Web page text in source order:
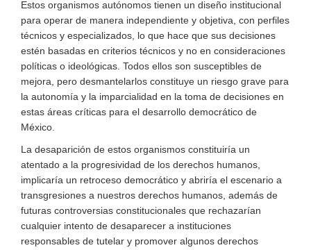
Estos organismos autónomos tienen un diseño institucional
para operar de manera independiente y objetiva, con perfiles
técnicos y especializados, lo que hace que sus decisiones
estén basadas en criterios técnicos y no en consideraciones
políticas o ideológicas. Todos ellos son susceptibles de
mejora, pero desmantelarlos constituye un riesgo grave para
la autonomía y la imparcialidad en la toma de decisiones en
estas áreas críticas para el desarrollo democrático de
México.
La desaparición de estos organismos constituiría un
atentado a la progresividad de los derechos humanos,
implicaría un retroceso democrático y abriría el escenario a
transgresiones a nuestros derechos humanos, además de
futuras controversias constitucionales que rechazarían
cualquier intento de desaparecer a instituciones
responsables de tutelar y promover algunos derechos